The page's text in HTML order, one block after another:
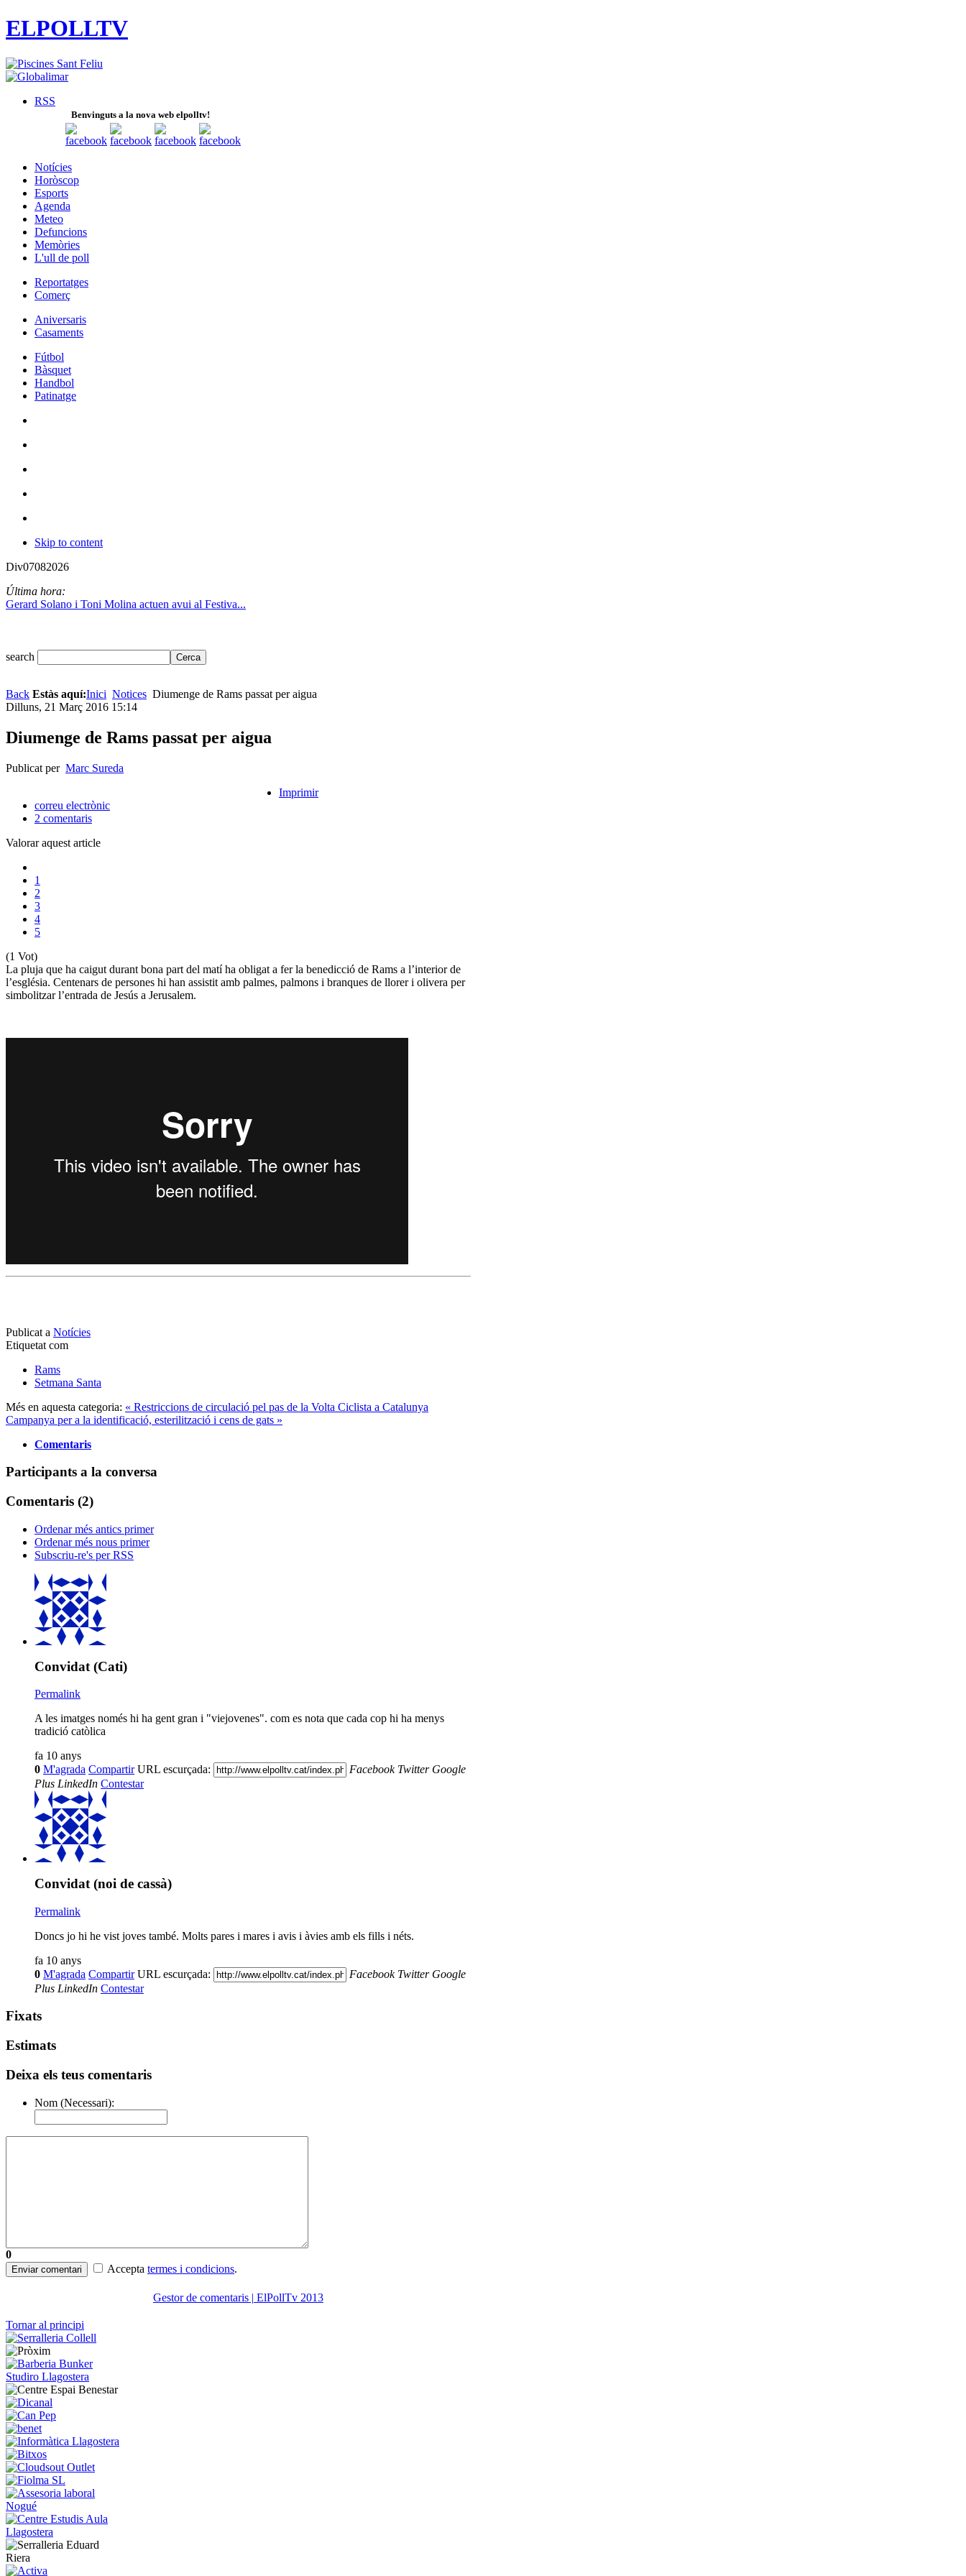
ELPOLLTV
RSS
Benvinguts a la nova web elpolltv!
Notícies
Horòscop
Esports
Agenda
Meteo
Defuncions
Memòries
L'ull de poll
Reportatges
Comerç
Aniversaris
Casaments
Fútbol
Bàsquet
Handbol
Patinatge
Skip to content
Div07082026
Última hora:
Gerard Solano i Toni Molina actuen avui al Festiva...
search
Back Estàs aquí:Inici Notices Diumenge de Rams passat per aigua
Dilluns, 21 Març 2016 15:14
Diumenge de Rams passat per aigua
Publicat per Marc Sureda
Imprimir
correu electrònic
2 comentaris
Valorar aquest article
1
2
3
4
5
(1 Vot)
La pluja que ha caigut durant bona part del matí ha obligat a fer la benedicció de Rams a l’interior de
l’església. Centenars de persones hi han assistit amb palmes, palmons i branques de llorer i olivera per
simbolitzar l’entrada de Jesús a Jerusalem.
Publicat a Notícies
Etiquetat com
Rams
Setmana Santa
Més en aquesta categoria: « Restriccions de circulació pel pas de la Volta Ciclista a Catalunya
Campanya per a la identificació, esterilització i cens de gats »
Comentaris
Participants a la conversa
Comentaris (2)
Ordenar més antics primer
Ordenar més nous primer
Subscriu-re's per RSS
Convidat (Cati)
Permalink
A les imatges només hi ha gent gran i "viejovenes". com es nota que cada cop hi ha menys
tradició catòlica
fa 10 anys
0 M'agrada Compartir URL escurçada: Facebook Twitter Google
Plus LinkedIn Contestar
Convidat (noi de cassà)
Permalink
Doncs jo hi he vist joves també. Molts pares i mares i avis i àvies amb els fills i néts.
fa 10 anys
0 M'agrada Compartir URL escurçada: Facebook Twitter Google
Plus LinkedIn Contestar
Fixats
Estimats
Deixa els teus comentaris
Nom (Necessari):
0
Enviar comentari Accepta termes i condicions.
Gestor de comentaris | ElPollTv 2013
Tornar al principi